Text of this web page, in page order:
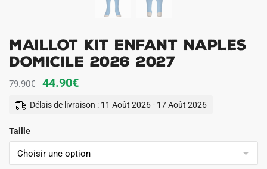
Maillot Kit Enfant Naples
Domicile 2026 2027
79.90€
Le
prix
79.90€.
44.90€Le
prix
44.90€.
Délais de livraison : 11 Août 2026 - 17 Août 2026
Taille